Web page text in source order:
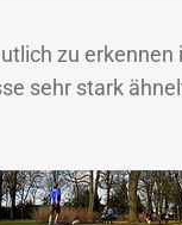
zu
sehr stark